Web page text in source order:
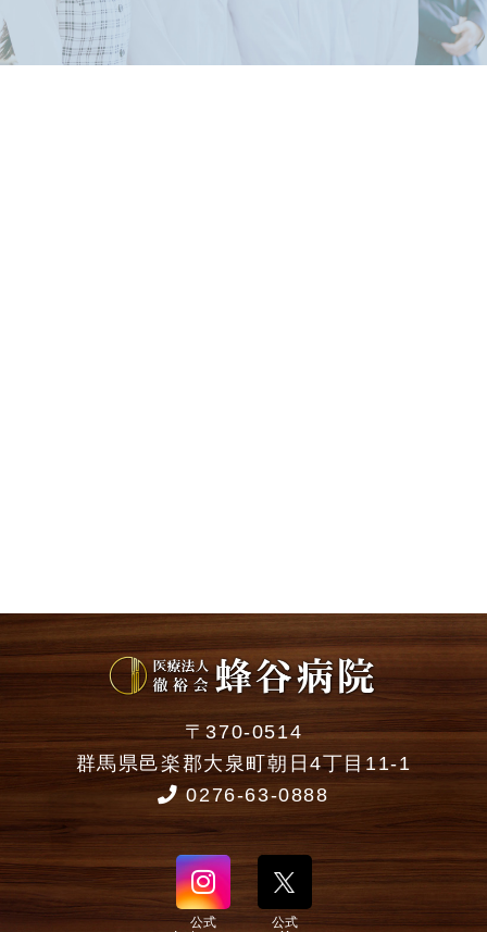
血管について
下肢静脈瘤 ＜症状＞
〒370-0514
群馬県邑楽郡大泉町朝日4丁目11-1
0276-63-0888
公式
公式